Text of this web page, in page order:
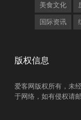
美食文化
国际资讯
版权信息
爱客网版权所有，未
于网络，如有侵权请